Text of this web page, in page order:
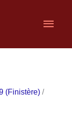
(Finistère) /